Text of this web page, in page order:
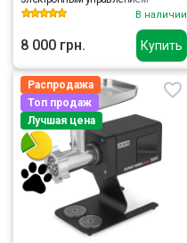
Купить
В наличии
8 000 грн.
Распродажа
Топ продаж
Лучшая цена